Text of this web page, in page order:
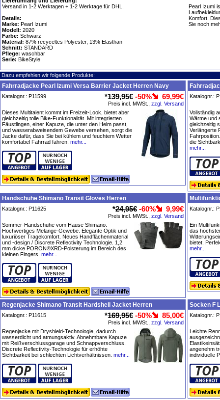
Versand in 1-2 Werktagen + 1-2 Werktage für DHL.
Details:
Marke: Pearl Izumi
Modell: 2020
Farbe: Schwarz
Material: 87% recyceltes Polyester, 13% Elasthan
Schnitt: STANDARD
Pflege: waschbar
Serie: BikeStyle
Pearl Izumi
Komfort.
Sie noch
Dazu empfehlen wir folgende Produkte:
Fahrradjacke Pearl Izumi Versa Barrier Jacket Herren Navy
Katalognr.: P11599 *139,95€ -50% 69,99€
Preis incl. MWSt., zzgl. Versand
Dieses Multitalent kommt im Freizeit-Look, bietet aber
gleichzeitig tolle Bike-Funktionalität. Mit integrierten
Fäustlingen, einer Kapuze, die unter den Helm passt,
und wasserabweisendem Gewebe versehen, sorgt die
Jacke dafür, dass Sie bei kühlem und feuchtem Wetter
komfortabel Fahrrad fahren. mehr...
Katalognr.:
Vollständig
Wärme und
gleichzeitig
Verlängerte
die
mehr...
Handschuhe Shimano Transit Gloves Herren
Katalognr.: P11625 *24,95€ -60% 9,99€
Preis incl. MWSt., zzgl. Versand
Sommer-Handschuhe vom Hause Shimano.
Hochwertiges Melange-Gewebe. Elegante Optik und
luxuriöser Tragekomfort. Neues Handflächenmaterial
und -design / Discrete Reflectivity Technologie. 1,2
mm dicke PORON®XRD-Polsterung im Bereich des
kleinen Fingers. mehr...
Katalognr.:
Ein
das
bietet.
mehr...
Regenjacke Shimano Transit Hardshell Jacket Herren
Katalognr.: P11615 *169,95€ -50% 85,00€
Preis incl. MWSt., zzgl. Versand
Regenjacke mit Dryshield-Technologie, dadurch
wasserdicht und atmungsaktiv. Abnehmbare Kapuze
mit Reißverschlussgarage und Schnappverschluss.
Discrete Reflectivity-Technologie für erhöhte
Sichtbarkeit bei schlechten Lichtverhältnissen. mehr...
Socken F
Katalognr.:
Leichte
angenehm
individuelle